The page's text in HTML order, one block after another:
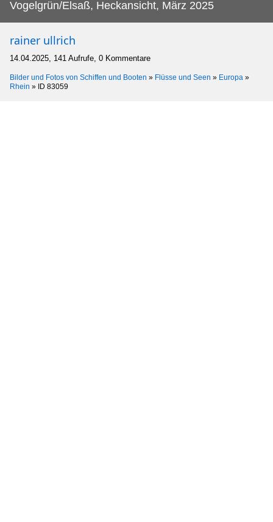
Vogelgrün/Elsaß, Heckansicht, März 2025
rainer ullrich
14.04.2025, 141 Aufrufe, 0 Kommentare
Bilder und Fotos von Schiffen und Booten » Flüsse und Seen » Europa »
Rhein » ID 83059